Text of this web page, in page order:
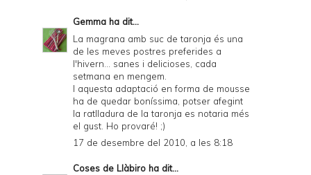
Gemma ha dit...
La magrana amb suc de taronja és una
de les meves postres preferides a
l'hivern... sanes i delicioses, cada
setmana en mengem.
I aquesta adaptació en forma de mousse
ha de quedar boníssima, potser afegint
la ratlladura de la taronja es notaria més
el gust. Ho provaré! ;)
17 de desembre del 2010, a les 8:18
Coses de Llàbiro ha dit...